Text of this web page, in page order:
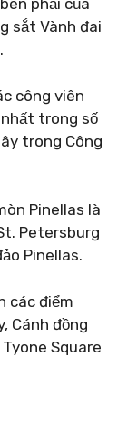
phải của
sắt Vành đai
công viên
trong số
trong Công
Pinellas là
Petersburg
Pinellas.
các điểm
Cánh đồng
Square